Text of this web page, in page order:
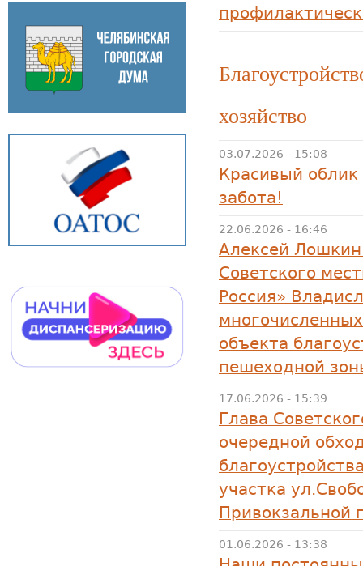
хозяйство
03.07.2026 - 15:08
Красивый
забота!
22.06.2026 - 16:46
Алексей
Советского
Россия»
объекта
пешеходной
17.06.2026 - 15:39
Глава
очередной
участка
Привокзальной
01.06.2026 - 13:38